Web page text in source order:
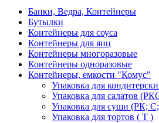
Банки, Ведра, Контейнеры
Бутылки
Контейнеры для соуса
Контейнеры для яиц
Контейнеры многоразовые
Контейнеры одноразовые
Контейнеры, емкости "Комус"
Упаковка для
Упаковка для салатов
Упаковка для суши (РК;
Упаковка для тортов ( Т )